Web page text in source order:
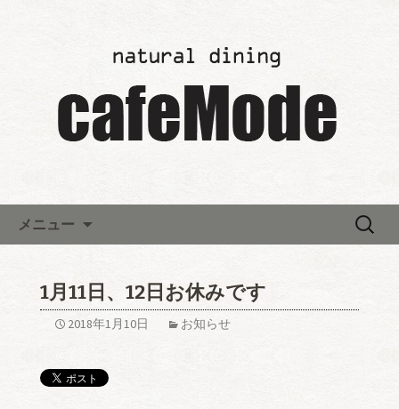
レストランウエディング「カ
フェモード～cafeMode～」か
らのお知らせ
メニュー
検
1月11日、12日お休みです
2018年1月10日 お知らせ